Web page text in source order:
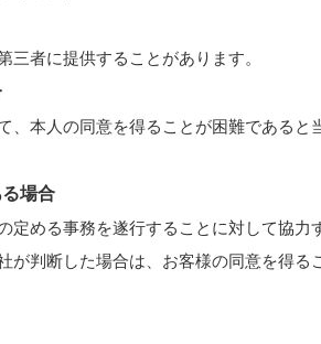
者に提供することがあります。
本人の同意を得ることが困難である
場合
める事務を遂行することに対して協
判断した場合は、お客様の同意を得る